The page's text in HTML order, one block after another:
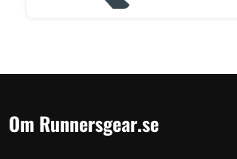
Om Runnersgear.se